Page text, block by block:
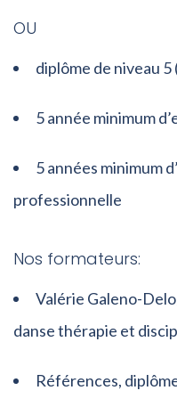
OU
diplôme de niveau 5
5 année minimum
5 années minimum
professionnelle
Nos formateurs:
Valérie Galeno-
danse thérapie et
Références,